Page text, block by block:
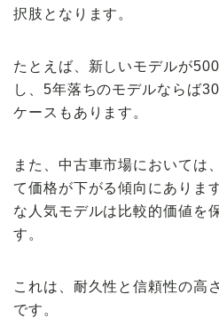
択肢となります。
たとえば、新しいモデルが
し、5年落ちのモデルならば
ケースもあります。
また、中古車市場においては
て価格が下がる傾向にありま
な人気モデルは比較的価値を
す。
これは、耐久性と信頼性の高
です。